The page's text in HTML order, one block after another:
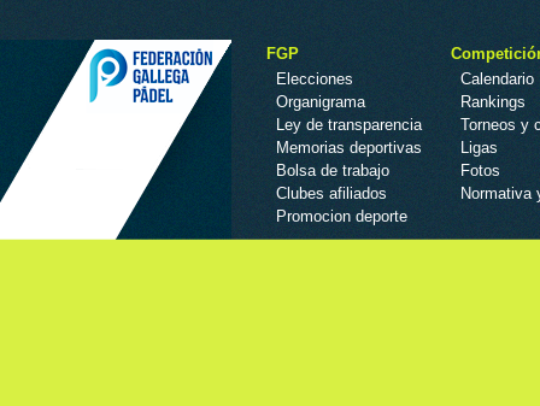
FGP
Elecciones
Organigrama
Ley de transparencia
Memorias deportivas
Bolsa de trabajo
Clubes afiliados
Promocion deporte
Calendario
Rankings
Torneos y
Ligas
Fotos
Normativa